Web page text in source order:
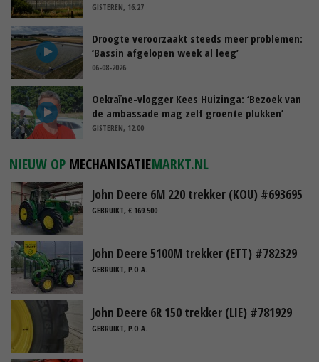
GISTEREN, 16:27
Droogte veroorzaakt steeds meer problemen:
‘Bassin afgelopen week al leeg’
06-08-2026
Oekraïne-vlogger Kees Huizinga: ‘Bezoek van
de ambassade mag zelf groente plukken’
GISTEREN, 12:00
NIEUW OP MECHANISATIEMARKT.NL
John Deere 6M 220 trekker (KOU) #693695
GEBRUIKT, € 169.500
John Deere 5100M trekker (ETT) #782329
GEBRUIKT, P.O.A.
John Deere 6R 150 trekker (LIE) #781929
GEBRUIKT, P.O.A.